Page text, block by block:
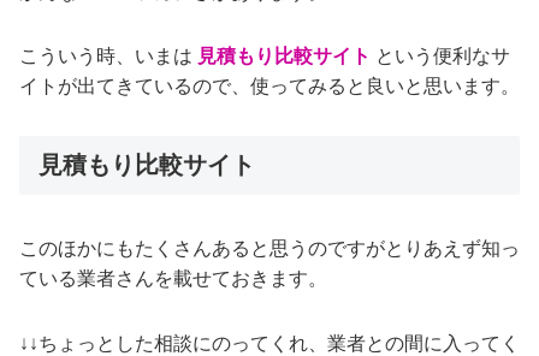
こういう時、いまは 見積もり比較サイト という便利なサ
イトが出てきているので、使ってみると良いと思います。
見積もり比較サイト
このほかにもたくさんあると思うのですがとりあえず知っ
ている業者さんを載せておきます。
↓↓ちょっとした相談にのってくれ、業者との間に入ってく